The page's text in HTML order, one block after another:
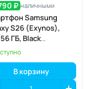
₽ наличными
Samsung
S26 (Exynos),
ГБ, Black
В корзину